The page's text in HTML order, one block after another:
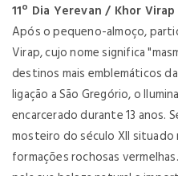
11º Dia Yerevan / Khor
Após o pequeno-almoço,
Virap, cujo nome significa
destinos mais emblemáticos
ligação a São Gregório, o
encarcerado durante 13 anos.
mosteiro do século XII
formações rochosas